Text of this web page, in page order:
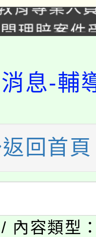
理賠案件
學年度第
甄選結果(
險知識
年度學生
新住民語歌
學年度第
甄選結果(
學年度第
甄選結果(
大學推廣
通分析基
案入校路
息-輔
返回首頁
內容類型